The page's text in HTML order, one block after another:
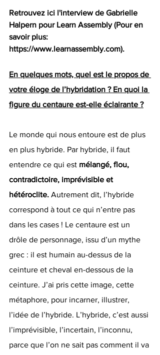
Retrouvez ici l'interview de Gabrielle
Halpern pour Learn Assembly (Pour en
savoir plus:
https://www.learnassembly.com).
En quelques mots, quel est le propos de
votre éloge de l’hybridation ? En quoi la
figure du centaure est-elle éclairante ?
Le monde qui nous entoure est de plus
en plus hybride. Par hybride, il faut
entendre ce qui est mélangé, flou,
contradictoire, imprévisible et
hétéroclite. Autrement dit, l’hybride
correspond à tout ce qui n’entre pas
dans les cases ! Le centaure est un
drôle de personnage, issu d’un mythe
grec : il est humain au-dessus de la
ceinture et cheval en-dessous de la
ceinture. J’ai pris cette image, cette
métaphore, pour incarner, illustrer,
l’idée de l’hybride. L’hybride, c’est aussi
l’imprévisible, l’incertain, l’inconnu,
parce que l’on ne sait pas comment il va